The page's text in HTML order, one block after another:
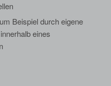
Beispiel durch eigene
eines